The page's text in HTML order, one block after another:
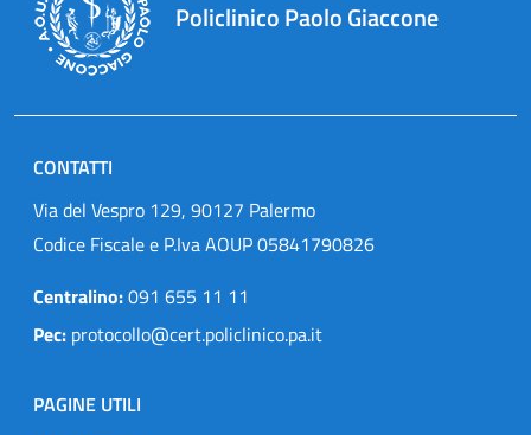
Policlinico Paolo Giaccone
CONTATTI
Via del Vespro 129, 90127 Palermo
Codice Fiscale e P.Iva AOUP 05841790826
Centralino:091 655 11 11
Pec: protocollo@cert.policlinico.pa.it
PAGINE UTILI